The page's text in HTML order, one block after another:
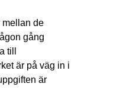
mellan de
gång
till
är på väg in i
är